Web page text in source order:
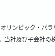
リンピック・パ
社及び子会社の